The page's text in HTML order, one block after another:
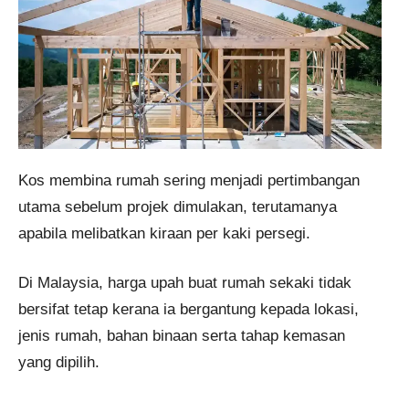
Kos membina rumah sering menjadi pertimbangan
utama sebelum projek dimulakan, terutamanya
apabila melibatkan kiraan per kaki persegi.
Di Malaysia, harga upah buat rumah sekaki tidak
bersifat tetap kerana ia bergantung kepada lokasi,
jenis rumah, bahan binaan serta tahap kemasan
yang dipilih.